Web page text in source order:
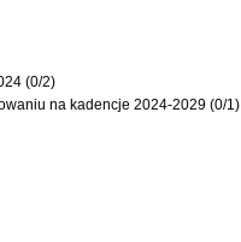
(0/2)
na kadencje 2024-2029 (0/1)